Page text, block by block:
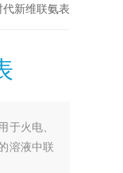
新维联氨表
于火电、
溶液中联